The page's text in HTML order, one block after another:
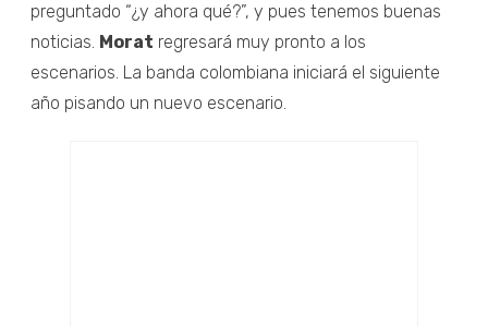
preguntado “¿y ahora qué?”, y pues tenemos buenas
noticias. Morat regresará muy pronto a los
escenarios. La banda colombiana iniciará el siguiente
año pisando un nuevo escenario.